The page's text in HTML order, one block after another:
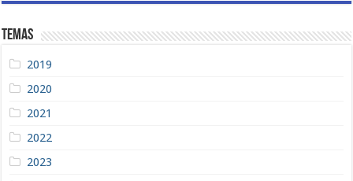
Temas
2019
2020
2021
2022
2023